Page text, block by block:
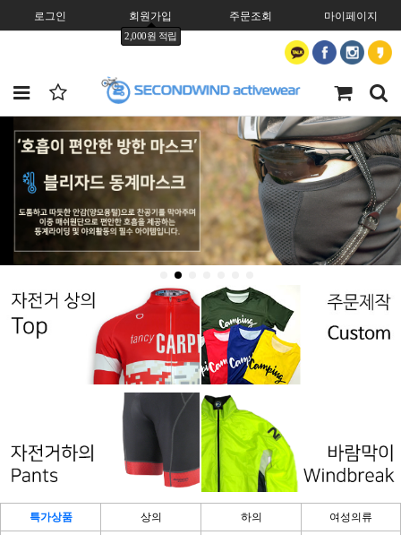
로그인 회원가입
2,000원 적립
주문조회 마이페이지
특가상품 상의 하의 여성의류